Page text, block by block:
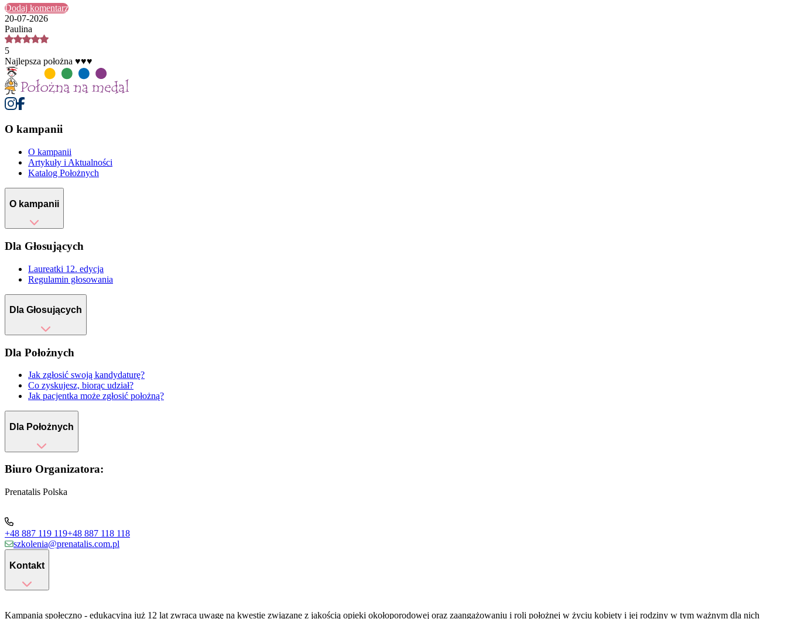
Dodaj komentarz
20-07-2026
Paulina
5
Najlepsza położna ♥️♥️♥️
O kampanii
O kampanii
Artykuły i Aktualności
Katalog Położnych
O kampanii
Dla Głosujących
Laureatki 12. edycja
Regulamin głosowania
Dla Głosujących
Dla Położnych
Jak zgłosić swoją kandydaturę?
Co zyskujesz, biorąc udział?
Jak pacjentka może zgłosić położną?
Dla Położnych
Biuro Organizatora:
Prenatalis Polska
+48 887 119 119+48 887 118 118
szkolenia@prenatalis.com.pl
Kontakt
Kampania społeczno - edukacyjna już 12 lat zwraca uwagę na kwestie związane z jakością opieki okołoporodowej oraz zaangażowaniu i roli położnej w życiu kobiety i jej rodziny w tym ważnym dla nich